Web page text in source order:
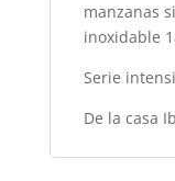
manzanas
inoxidable
Serie
De la casa